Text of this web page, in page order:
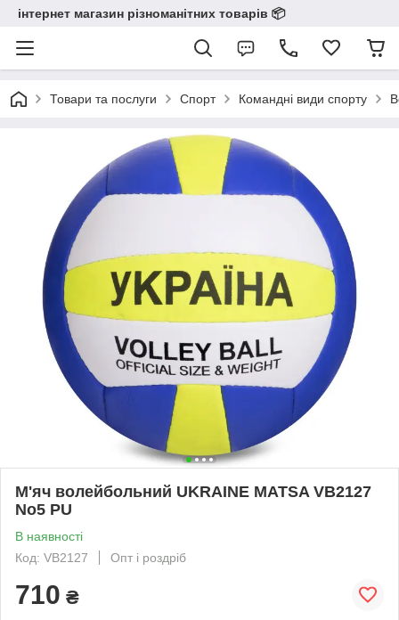
інтернет магазин різноманітних товарів 📦️️️️️️
Товари та послуги Спорт Командні види спорту
М'яч волейбольний UKRAINE MATSA VB2127
No5 PU
В наявності
Код: VB2127
Опт і роздріб
710 ₴